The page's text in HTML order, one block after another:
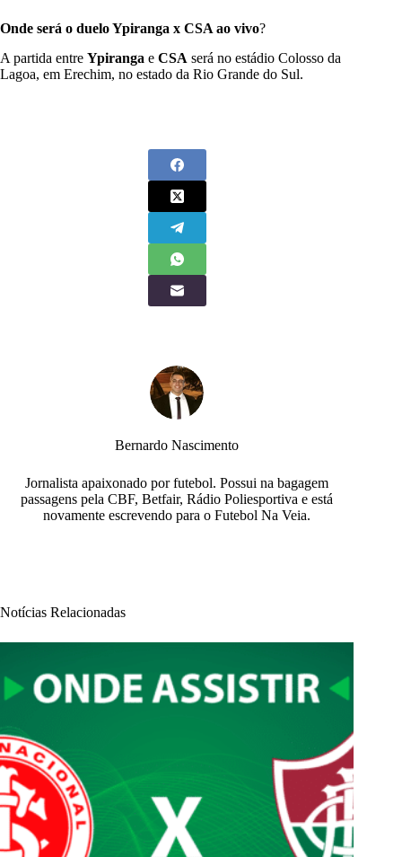
Onde será o duelo Ypiranga x CSA ao vivo?
A partida entre Ypiranga e CSA será no estádio Colosso da
Lagoa, em Erechim, no estado da Rio Grande do Sul.
Bernardo Nascimento
Jornalista apaixonado por futebol. Possui na bagagem
passagens pela CBF, Betfair, Rádio Poliesportiva e está
novamente escrevendo para o Futebol Na Veia.
Notícias Relacionadas